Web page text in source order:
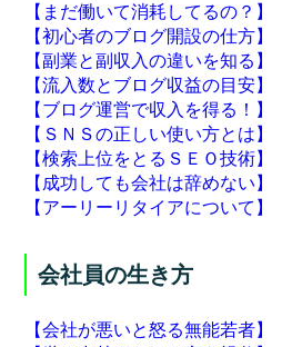
【まだ働いて消耗してるの？】
【初心者のブログ開設の仕方】
【副業と副収入の違いを知る】
【流入数とブログ収益の目安】
【ブログ運営で収入を得る！】
【ＳＮＳの正しい使い方とは】
【検索上位をとるＳＥＯ技術】
【成功しても会社は辞めない】
【アーリーリタイアについて】
会社員の生き方
【会社が悪いと怒る無能若者】